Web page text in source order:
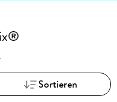
Sortieren